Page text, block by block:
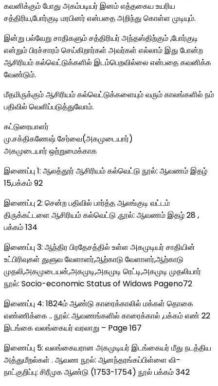
கவனிக்கும் போது அகம்படியர் இனம் எத்தகைய உயரிய
சத்திரிய,போர்குடி மரபினர் என்பதை அறிந்து கொள்ள முடியும்.
இன்று பல்வேறு சாதிகளும் சத்திரியர் அந்தஸ்திற்கும் ,போர்குடி
என்றும் பிரச்சாரம் செய்கிறார்கள் அவர்கள் எல்லாம் இது போன்ற
ஆசிரியம் கல்வெட்டுக்களில் இடம்பெறவில்லை என்பதை கவனிக்க
வேண்டும்.
மீதமிருக்கும் ஆசிரியம் கல்வெட்டுக்களையும் வரும் காலங்களில் நம்
பதிவில் வெளிப்படுத்துவோம்.
கட்டுரையாளர்
மு.சக்திகணேஷ் சேர்வை(அகமுடையார்)
அகமுடையார் ஒற்றுமைக்காக
இணைப்பு 1: ஆலத்தூர் ஆசிரியம் கல்வெட்டு நூல்: ஆவணம் இதழ்
15,பக்கம் 92
இணைப்பு 2: சென்ற பதிவில் பார்த்த ஆலங்குடி வட்டம்
திருக்கட்டளை ஆசிரியம் கல்வெட்டு ,நூல்: ஆவணம் இதழ் 28 ,
பக்கம் 134
இணைப்பு 3: ஆந்திர பிரதேசத்தில் உள்ள அகமுடியர் சாதியின்
உட்பிரிவுகள் துளுவ வேளாளர்,ஆற்காடு வேளாளர்,ஆற்காடு
முதலி,அகமுடையன்,அகமுடி,அகமுடி ரெட்டி,அகமுடி முதலியார்
நூல்: Socio-economic Status of Widows Pageno72
இணைப்பு 4: 1824ம் ஆண்டு காரைக்காலில் மக்கள் தொகை
எண்ணிக்கை .. நூல்: ஆவணங்களில் காரைக்கால் ,பக்கம் எண் 22
இடங்கை வலங்கையர் வரலாறு – Page 167
இணைப்பு 5: வலங்கையரான அகமுடியர் இடங்கையர் மீது நடத்திய
அத்துமீறல்கள் . ஆவண நூல்: ஆனந்தரங்கப்பிள்ளை வி-
நாட்குறிப்பு: சிரீமுக ஆண்டு (1753-1754) நூல் பக்கம் 342